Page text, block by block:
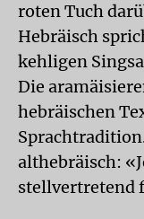
roten Tuch
Hebräisch
kehligen
Die
hebräischen
althebräisch:
stellvertretend